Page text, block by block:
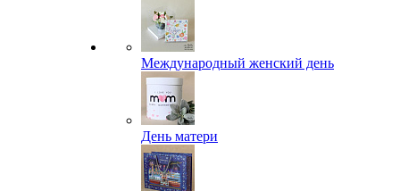
Международный женский день
День матери